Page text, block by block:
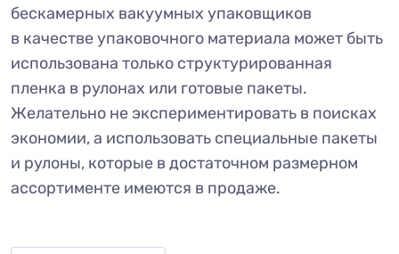
бескамерных вакуумных упаковщиков
в качестве упаковочного материала может быть
использована только структурированная
пленка в рулонах или готовые пакеты.
Желательно не экспериментировать в поисках
экономии, а использовать специальные пакеты
и рулоны, которые в достаточном размерном
ассортименте имеются в продаже.